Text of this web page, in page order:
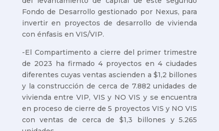
Fondo de Desarrollo gestionado por Nexus, para
invertir en proyectos de desarrollo de vivienda
con énfasis en VIS/VIP.
-El Compartimento a cierre del primer trimestre
de 2023 ha firmado 4 proyectos en 4 ciudades
diferentes cuyas ventas ascienden a $1,2 billones
y la construcción de cerca de 7.882 unidades de
vivienda entre VIP, VIS y NO VIS y se encuentra
en proceso de cierre de 5 proyectos VIS y NO VIS
con ventas de cerca de $1,3 billones y 5.265